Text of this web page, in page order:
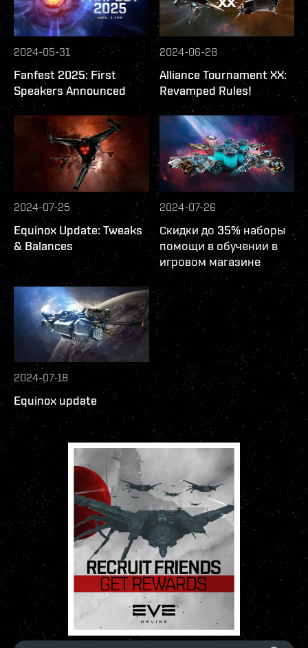
2024-05-31
Fanfest 2025: First
Speakers Announced
2024-06-28
Alliance Tournament XX:
Revamped Rules!
2024-07-25
Equinox Update: Tweaks
& Balances
2024-07-26
Скидки до 35% наборы
помощи в обучении в
игровом магазине
2024-07-18
Equinox update